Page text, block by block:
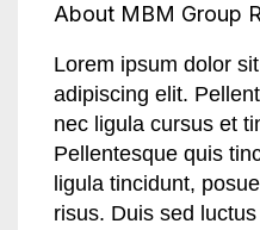
About MBM Group
Lorem ipsum dolor
adipiscing elit.
nec ligula cursus et
Pellentesque quis
ligula tincidunt,
risus. Duis sed